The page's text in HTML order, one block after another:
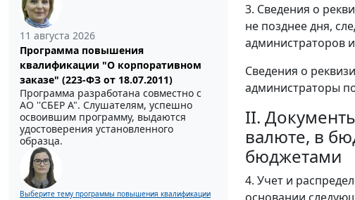
11 августа 2026
Программа повышения
квалификации "О корпоративном
заказе" (223-ФЗ от 18.07.2011)
Программа разработана совместно с
АО ''СБЕР А". Слушателям, успешно
освоившим программу, выдаются
удостоверения установленного
образца.
Выберите тему программы повышения квалификации
3. Сведения о
не позднее дня,
администраторов
Сведения о
администраторы
II.
валюте, в
бюджетами
4. Учет и